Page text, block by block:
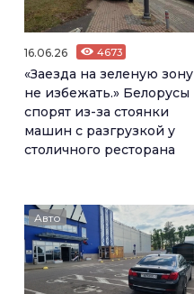
16.06.26 4673
«Заезда на зеленую зону
не избежать.» Белорусы
спорят из-за стоянки
машин с разгрузкой у
столичного ресторана
Авто